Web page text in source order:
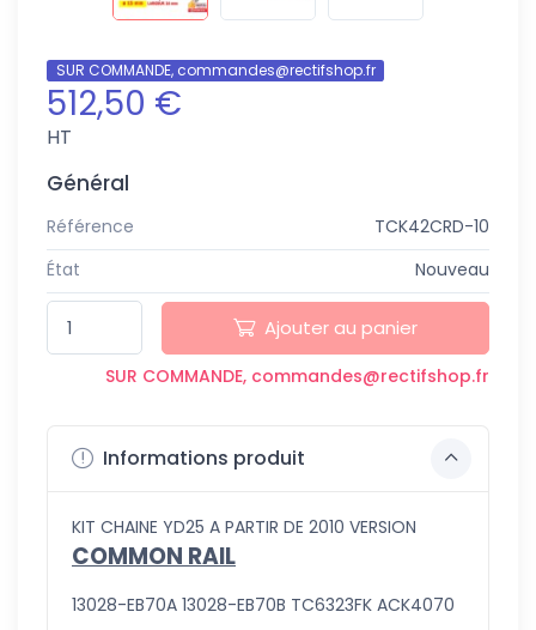
SUR COMMANDE, commandes@rectifshop.fr
512,50 €
HT
Général
Référence
TCK42CRD-10
État
Nouveau
Ajouter au panier
SUR COMMANDE, commandes@rectifshop.fr
Informations produit
KIT CHAINE YD25 A PARTIR DE 2010 VERSION
COMMON RAIL
13028-EB70A 13028-EB70B TC6323FK ACK4070